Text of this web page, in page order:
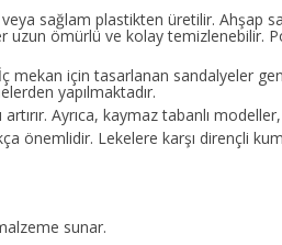
sağlam plastikten üretilir. Ahşap
ömürlü ve kolay temizlenebilir.
mekan için tasarlanan sandalyeler
yapılmaktadır.
artırır. Ayrıca, kaymaz tabanlı
önemlidir. Lekelere karşı dirençli
sunar.